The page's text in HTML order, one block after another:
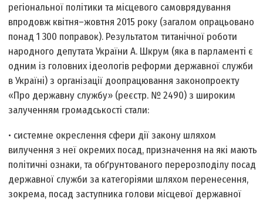
регіональної політики та місцевого самоврядування
впродовж квітня–жовтня 2015 року (загалом опрацьовано
понад 1 300 поправок). Результатом титанічної роботи
народного депутата України А. Шкрум (яка в парламенті є
одним із головних ідеологів реформи державної служби
в Україні) з організації доопрацювання законопроекту
«Про державну службу» (реєстр. № 2490) з широким
залученням громадськості стали:
• системне окреслення сфери дії закону шляхом
вилучення з неї окремих посад, призначення на які мають
політичні ознаки, та обґрунтованого перерозподілу посад
державної служби за категоріями шляхом перенесення,
зокрема, посад заступника голови місцевої державної